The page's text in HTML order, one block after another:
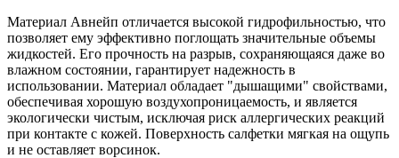
Материал Авнейп отличается высокой гидрофильностью, что
позволяет ему эффективно поглощать значительные объемы
жидкостей. Его прочность на разрыв, сохраняющаяся даже во
влажном состоянии, гарантирует надежность в
использовании. Материал обладает "дышащими" свойствами,
обеспечивая хорошую воздухопроницаемость, и является
экологически чистым, исключая риск аллергических реакций
при контакте с кожей. Поверхность салфетки мягкая на ощупь
и не оставляет ворсинок.